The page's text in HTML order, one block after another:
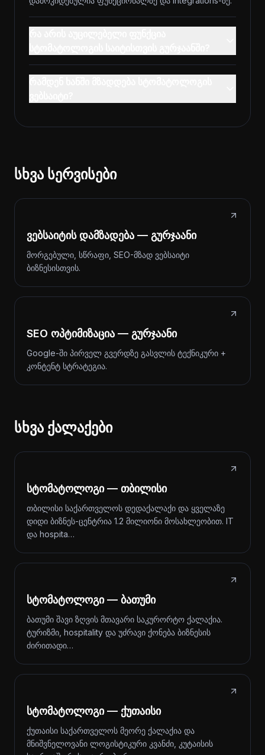
სხვა სერვისები
ვებსაიტის დამზადება — გურჯაანი
მორგებული, სწრაფი, SEO-მზად ვებსაიტი
ბიზნესისთვის.
SEO ოპტიმიზაცია — გურჯაანი
Google-ში პირველ გვერდზე გასვლის ტექნიკური +
კონტენტ სტრატეგია.
სხვა ქალაქები
სტომატოლოგი — თბილისი
თბილისი საქართველოს დედაქალაქი და ყველაზე
დიდი ბიზნეს-ცენტრია 1.2 მილიონი მოსახლეობით. IT
და hospita…
სტომატოლოგი — ბათუმი
ბათუმი შავი ზღვის მთავარი საკურორტო ქალაქია.
ტურიზმი, hospitality და უძრავი ქონება ბიზნესის
ძირითადი…
სტომატოლოგი — ქუთაისი
ქუთაისი საქართველოს მეორე ქალაქია და
მნიშვნელოვანი ლოგისტიკური კვანძი, კუტაისის